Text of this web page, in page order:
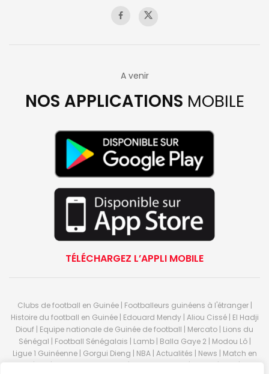
A venir
NOS APPLICATIONS MOBILE
TÉLÉCHARGEZ L’APPLI MOBILE
Clubs de football en Guinée | Footballeurs guinéens à l'étranger |
Histoire du football en Guinée | Edouard Mendy | Aliou Cissé | El Hadji
Diouf | Equipe nationale de Guinée de football | Mercato | Lions du
Sénégal | Football Sénégalais | Lamb | Balla Gaye 2 | Modou Lô |
Ligue 1 Guinéenne | Gorgui Dieng | NBA | Actualités | News | Match en
direct | But | Actualité au Guinée | Premier League | Ligue 1 | Liga | Serie